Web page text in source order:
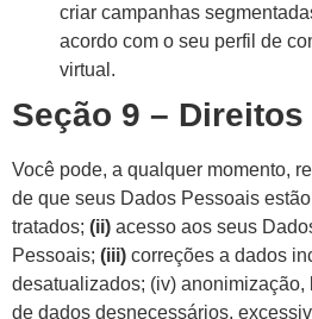
criar campanhas
acordo com o seu perfil de
virtual.
Seção 9 –
Você pode, a qualquer momento,
de que seus Dados Pessoais
tratados; (ii) acesso aos seus
Pessoais; (iii) correções a dados
desatualizados; (iv)
de dados desnecessários,